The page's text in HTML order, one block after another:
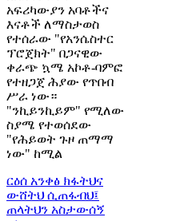
አፍሪካውያን አባቶችና
እናቶች ለማስታወስ
የተሰራው "የአንሴስተር
ፕሮጀክት" በጋናዊው
ቀራጭ ኳሜ አኮቶ-ባምፎ
የተዘጋጀ ሕያው የጥበብ
ሥራ ነው።
"ንኪይንኪይም" የሚለው
ስያሜ የተወሰደው
"የሕይወት ጉዞ ጠማማ
ነው" ከሚል
ርዕሰ አንቀፅ ክፋትህና
ውሸትህ ሲጠፋብህ፤
ጠላትህን አስታውሰኝ